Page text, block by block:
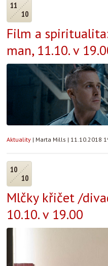
11
10
Film a
man, 11.10. v
Aktuality | Marta Mills | 11.10.2018
10
10
Mlčky křičet /
10.10. v 19.00